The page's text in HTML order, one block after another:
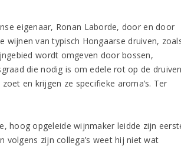
eigenaar, Ronan Laborde, door en door
van typisch Hongaarse druiven,
wordt omgeven door bossen,
die nodig is om edele rot op de druiven
en krijgen ze specifieke aroma’s. Ter
hoog opgeleide wijnmaker leidde zijn
volgens zijn collega’s weet hij niet wat